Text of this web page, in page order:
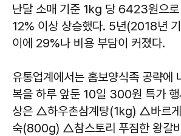
난달 소매 기준 1kg 당 6423원으
12% 이상 상승했다. 5년(2018년
이에 29%나 비용 부담이 커졌다.
유통업계에서는 홈보양식족 공략에
복을 하루 앞둔 10일 300원 특가 행
상은 △하우촌삼계탕(1kg) △바르
숙(800g) △참스토리 푸짐한 왕